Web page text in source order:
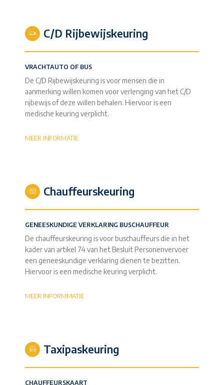
C/D Rijbewijskeuring
VRACHTAUTO OF BUS
De C/D Rijbewijskeuring is voor mensen die in
aanmerking willen komen voor verlenging van het C/D
rijbewijs of deze willen behalen. Hiervoor is een
medische keuring verplicht.
MEER INFORMATIE
Chauffeurskeuring
GENEESKUNDIGE VERKLARING BUSCHAUFFEUR
De chauffeurskeuring is voor buschauffeurs die in het
kader van artikel 74 van het Besluit Personenvervoer
een geneeskundige verklaring dienen te bezitten.
Hiervoor is een medische keuring verplicht.
MEER INFORMMATIE
Taxipaskeuring
CHAUFFEURSKAART